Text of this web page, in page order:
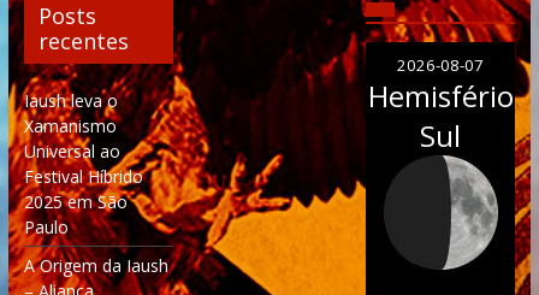
Posts
recentes
Iaush leva o
Xamanismo
Universal ao
Festival Híbrido
2025 em São
Paulo
A Origem da Iaush
2026-08-07
Hemisfério
Sul